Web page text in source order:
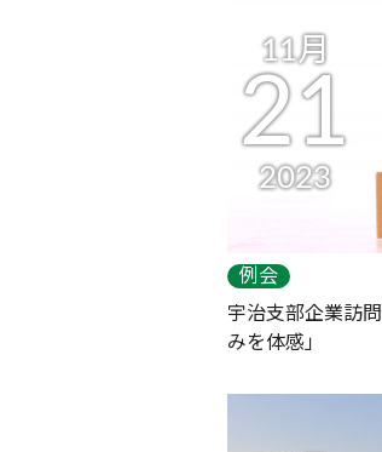
11月
21
2023
例会
宇治支部企業訪
みを体感」